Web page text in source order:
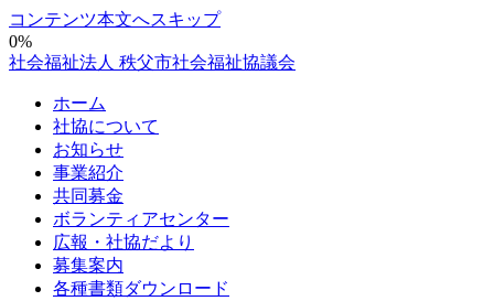
コンテンツ本文へスキップ
0%
社会福祉法人 秩父市社会福祉協議会
ホーム
社協について
お知らせ
事業紹介
共同募金
ボランティアセンター
広報・社協だより
募集案内
各種書類ダウンロード